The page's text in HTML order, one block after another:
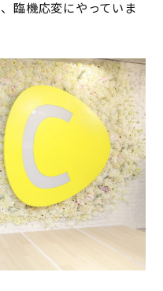
臨機応変にやっていま